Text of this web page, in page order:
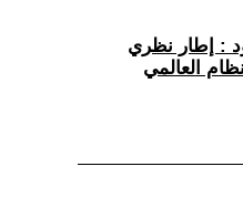
: إطار نظري
العالمي